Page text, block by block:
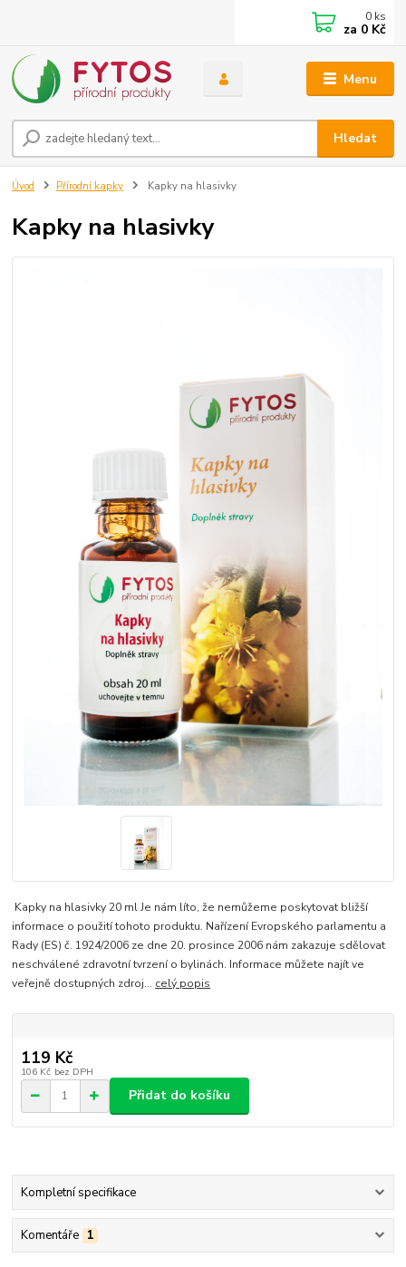
Menu
Hledat
0 ks
za 0 Kč
Úvod Přírodní kapky Kapky na hlasivky
Kapky na hlasivky
Kapky na hlasivky 20 ml Je nám líto, že nemůžeme poskytovat bližší
informace o použití tohoto produktu. Nařízení Evropského parlamentu a
Rady (ES) č. 1924/2006 ze dne 20. prosince 2006 nám zakazuje sdělovat
neschválené zdravotní tvrzení o bylinách. Informace můžete najít ve
veřejně dostupných zdroj... celý popis
119 Kč
106 Kč bez DPH
Přidat do košíku
Kompletní specifikace
Komentáře 1